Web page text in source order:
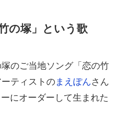
の塚」という歌
のご当地ソング「恋の竹
ティストのまえぽんさん
にオーダーして生まれた